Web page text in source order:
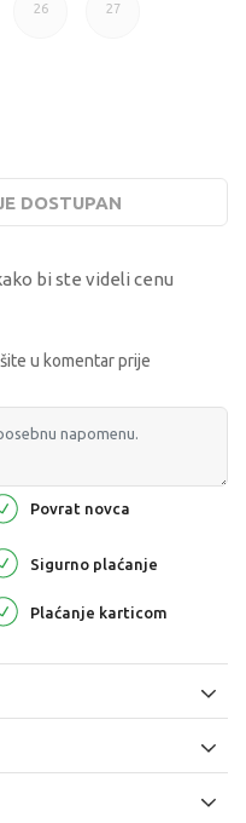
26 27
DOSTUPAN
bi ste videli cenu
u komentar prije
Povrat novca
Sigurno plaćanje
Plaćanje karticom